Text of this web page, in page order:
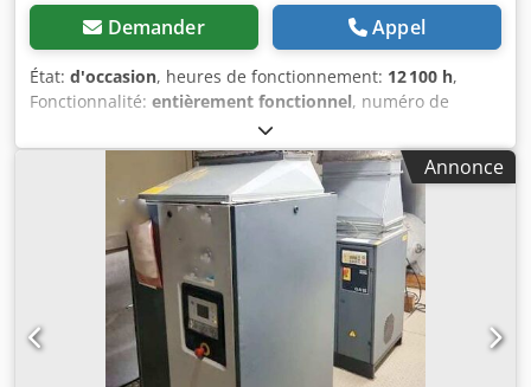
Demander Appel
État: d'occasion, heures de fonctionnement: 12 100 h,
Fonctionnalité: entièrement fonctionnel, numéro de
, Nous proposons à la vente un
compresseur industriel performant de la marque Atlas
Copco. Cet appareil est d'occasion, a été régulièrement
entretenu par du personnel qualifié et est immédiatement
prêt à l'emploi. Caractéristiques techniques : Type : GA37
VSD+ FF (technologie VSD+ pour une efficacité énergétique
maximale) Csdpfx Akozdqz Doreha Heures de
fonctionnement : 12 100 heures État : d'occasion, en très
bon état et immédiatement prêt à l'emploi. Le
compresseur peut être examiné sur place à Kiel et testé
sous tension sur rendez-vous.
Annonce